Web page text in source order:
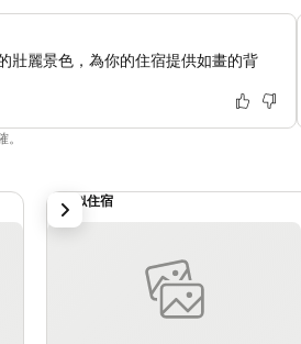
壯麗景色，為你的住宿提供如畫的背
類似住宿
下一步